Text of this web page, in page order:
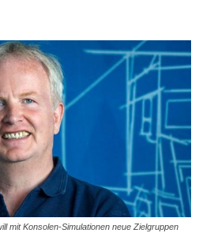
mit Konsolen-Simulationen neue Zielgruppen